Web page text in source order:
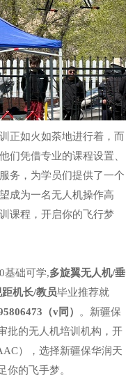
正如火如荼地进行着，而
们凭借专业的课程设置、
务，为学员们提供了一个
成为一名无人机操作高
课程，开启你的飞行梦
0基础可学,多旋翼无人机/垂
机长/教员毕业推荐就
（v同） 。新疆保
批的无人机培训机构，开
），选择新疆保华润天
你的飞手梦。